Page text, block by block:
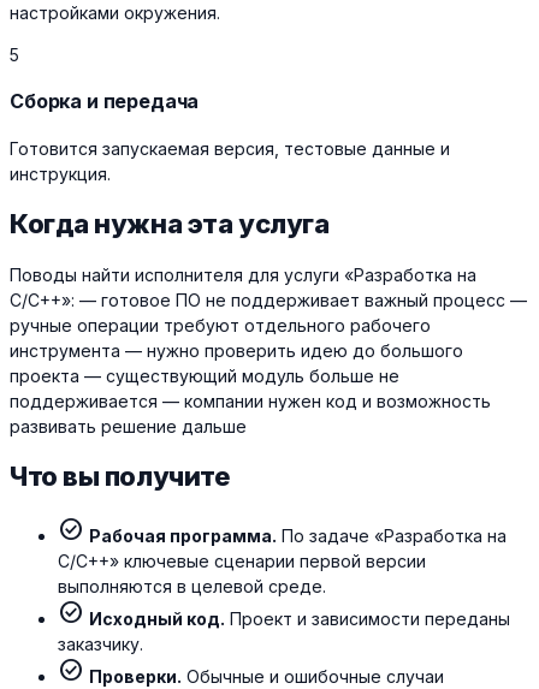
настройками окружения.
5
Сборка и передача
Готовится запускаемая версия, тестовые данные и
инструкция.
Когда нужна эта услуга
Поводы найти исполнителя для услуги «Разработка на
C/C++»: — готовое ПО не поддерживает важный процесс —
ручные операции требуют отдельного рабочего
инструмента — нужно проверить идею до большого
проекта — существующий модуль больше не
поддерживается — компании нужен код и возможность
развивать решение дальше
Что вы получите
check_circle Рабочая программа. По задаче «Разработка на
C/C++» ключевые сценарии первой версии
выполняются в целевой среде.
check_circle Исходный код. Проект и зависимости переданы
заказчику.
check_circle Проверки. Обычные и ошибочные случаи